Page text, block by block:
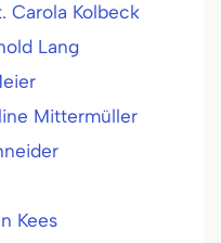
Carola Kolbeck
Lang
Mittermüller
Kees